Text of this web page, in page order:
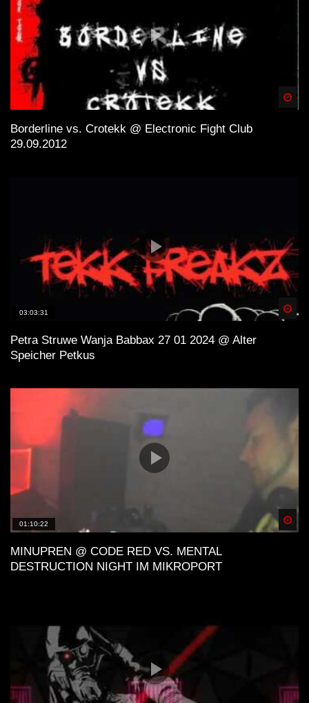
Borderline vs. Crotekk @ Electronic Fight Club
29.09.2012
03:03:31
Petra Struwe Wanja Babbax 27 01 2024 @ Alter
Speicher Petkus
01:10:22
MINUPREN @ CODE RED VS. MENTAL
DESTRUCTION NIGHT IM MIKROPORT